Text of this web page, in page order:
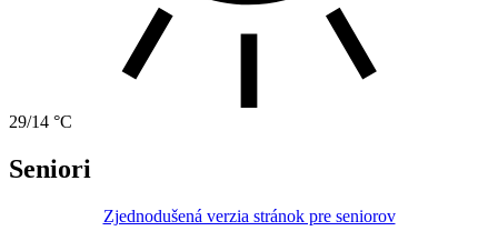
29/14 °C
Seniori
Zjednodušená verzia stránok pre seniorov